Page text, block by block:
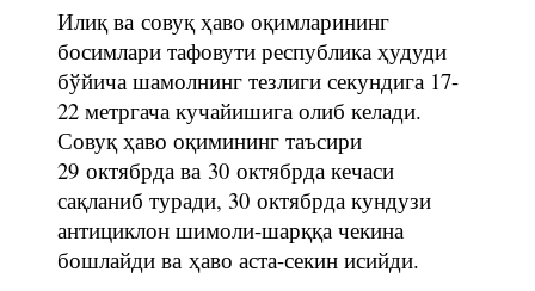
Илиқ ва совуқ ҳаво оқимларининг
босимлари тафовути республика ҳудуди
бўйича шамолнинг тезлиги секундига 17-
22 метргача кучайишига олиб келади.
Совуқ ҳаво оқимининг таъсири
29 октябрда ва 30 октябрда кечаси
сақланиб туради, 30 октябрда кундузи
антициклон шимоли-шарққа чекина
бошлайди ва ҳаво аста-секин исийди.